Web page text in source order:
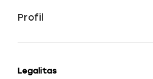
Profil
Legalitas